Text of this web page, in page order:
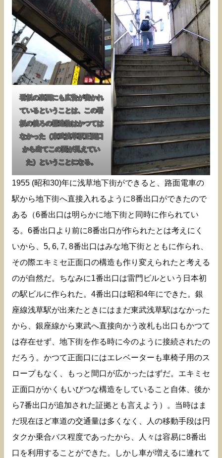
看板の裏面にも広告が書かれ
ているということは、この看
板の後ろの構造物はかつては
なかった（東武浅草駅正面口
から出てこの面が見えてい
た）ということになる。
1955 (昭和30)年に浅草地下街ができると、路面電車の
駅から地下街へ直接入れるように8番出口ができたので
ある（6番出口は明らかに地下街と同時に作られてい
る。6番出口より前に8番出口が作られたとは考えにく
いから、5, 6, 7, 8番出口はみな地下街とともに作られ、
その際エキミセ正面口の構造も作り変えられたと考える
のが自然だ。ちなみに1番出口は雷門ビルという日本初
の駅ビルに作られた。4番出口は昭和4年にできた。銀
座線浅草駅が出来たときにはまだ東武浅草駅はなかった
から、銀座線から東武へ直接向かう改札も出口もかつて
は存在せず、地下街を作る時に今のように接続されたの
だろう。かつて正面口にはエレベーターも車椅子用のス
ロープもなく、もっと間口が広かったはずだ。エキミセ
正面口がかくもいびつな構造をしていること自体、後か
ら7番出口が追加された証拠とも言えよう）。当時はま
だ現在ほど車道の交通量は多くなく、人の移動手段は円
タクか乗合バス程度であったから、人々は容易に8番出
口を利用することができた。しかし車が増えるに連れて